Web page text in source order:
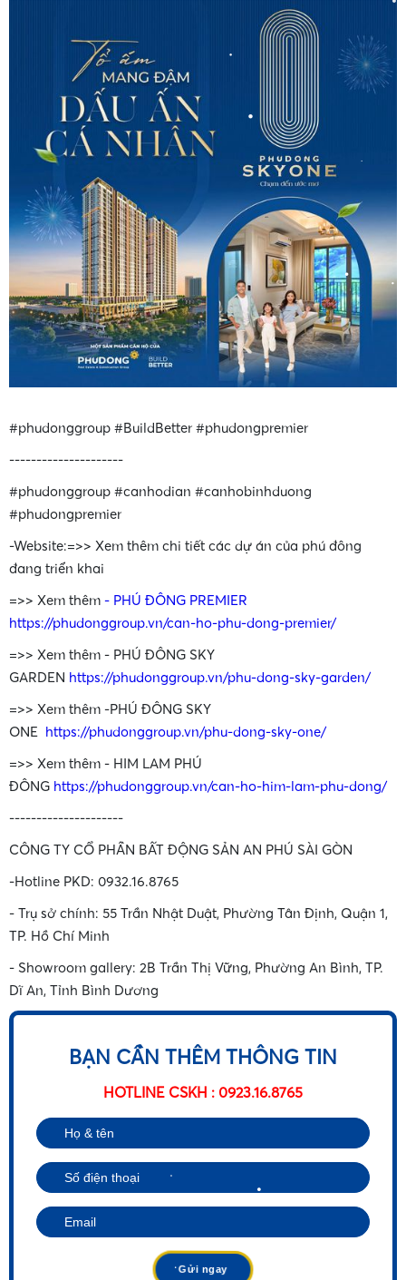
•
•
•
•
• •
•
#phudonggroup #BuildBetter #phudongpremier
---------------------
#phudonggroup #canhodian #canhobinhduong
#phudongpremier
-Website:=>> Xem thêm chi tiết các dự án của phú đông
đang triển khai
=>> Xem thêm - PHÚ ĐÔNG PREMIER
https://phudonggroup.vn/can-ho-phu-dong-premier/
=>> Xem thêm - PHÚ ĐÔNG SKY
GARDEN https://phudonggroup.vn/phu-dong-sky-garden/
=>> Xem thêm -PHÚ ĐÔNG SKY
ONE https://phudonggroup.vn/phu-dong-sky-one/
=>> Xem thêm - HIM LAM PHÚ
ĐÔNG https://phudonggroup.vn/can-ho-him-lam-phu-dong/
---------------------
CÔNG TY CỔ PHẦN BẤT ĐỘNG SẢN AN PHÚ SÀI GÒN
-Hotline PKD: 0932.16.8765
- Trụ sở chính: 55 Trần Nhật Duật, Phường Tân Định, Quận 1,
TP. Hồ Chí Minh
- Showroom gallery: 2B Trần Thị Vững, Phường An Bình, TP.
Dĩ An, Tỉnh Bình Dương
BẠN CẦN THÊM THÔNG TIN
HOTLINE CSKH : 0923.16.8765